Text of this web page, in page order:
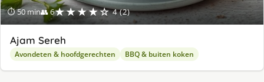
⏱ 50 min👥 6★★★★☆ 4 (2)
Ajam Sereh
Avondeten & hoofdgerechten BBQ & buiten koken